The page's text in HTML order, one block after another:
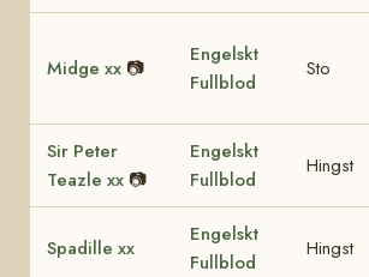
Midge xx 📷
Engelskt
Fullblod
Sto
Sir Peter
Teazle xx 📷
Engelskt
Fullblod
Hingst
Spadille xx
Engelskt
Fullblod
Hingst